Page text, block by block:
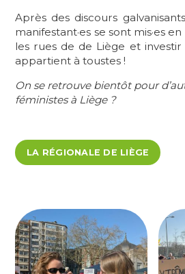
Après des discours
manifestant·es se sont mis·es
les rues de de Liège et
appartient à toustes !
On se retrouve bientôt pour
féministes à Liège ?
LA RÉGIONALE DE LIÈGE